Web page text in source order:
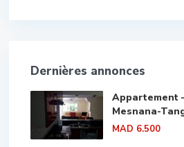
Dernières annonces
Appartement
Mesnana-
MAD 6.500